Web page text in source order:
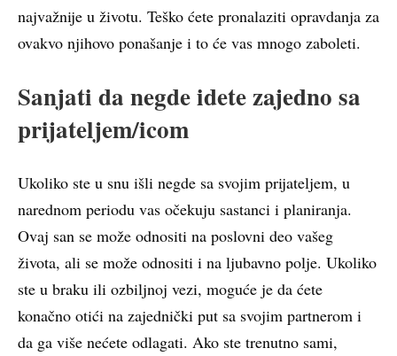
najvažnije u životu. Teško ćete pronalaziti opravdanja za
ovakvo njihovo ponašanje i to će vas mnogo zaboleti.
Sanjati da negde idete zajedno sa
prijateljem/icom
Ukoliko ste u snu išli negde sa svojim prijateljem, u
narednom periodu vas očekuju sastanci i planiranja.
Ovaj san se može odnositi na poslovni deo vašeg
života, ali se može odnositi i na ljubavno polje. Ukoliko
ste u braku ili ozbiljnoj vezi, moguće je da ćete
konačno otići na zajednički put sa svojim partnerom i
da ga više nećete odlagati. Ako ste trenutno sami,